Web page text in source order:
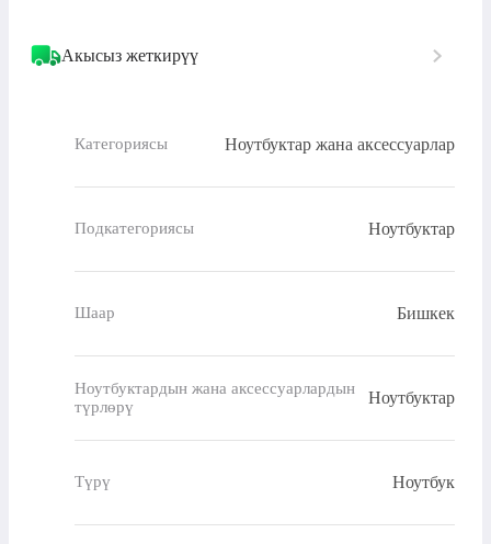
Акысыз жеткирүү
Категориясы Ноутбуктар жана аксессуарлар
Подкатегориясы Ноутбуктар
Шаар Бишкек
Ноутбуктардын жана аксессуарлардын
түрлөрү
Ноутбуктар
Түрү Ноутбук